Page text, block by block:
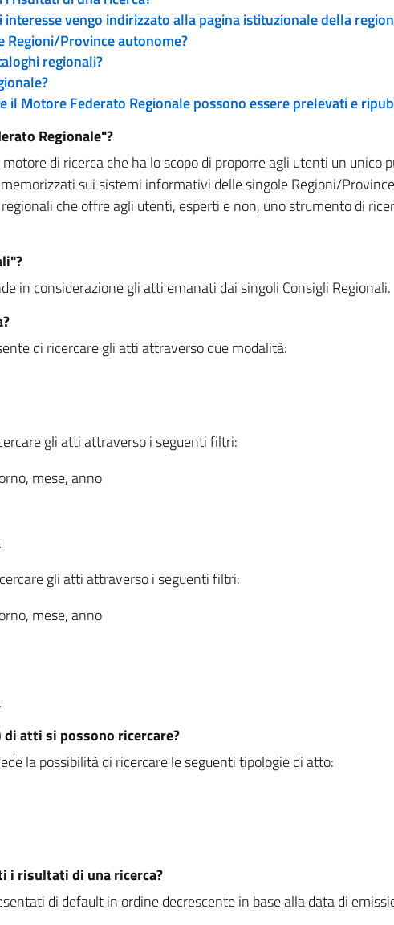
vengo indirizzato alla pagina istituzionale della
Regioni/Province autonome?
regionali?
Motore Federato Regionale possono essere prelevati e
Regionale"?
di ricerca che ha lo scopo di proporre agli utenti un
sui sistemi informativi delle singole Regioni/
che offre agli utenti, esperti e non, uno strumento di
in considerazione gli atti emanati dai singoli Consigli Regionali.
di ricercare gli atti attraverso due modalità:
gli atti attraverso i seguenti filtri:
mese, anno
gli atti attraverso i seguenti filtri:
mese, anno
atti si possono ricercare?
la possibilità di ricercare le seguenti tipologie di atto:
i risultati di una ricerca?
di default in ordine decrescente in base alla data di